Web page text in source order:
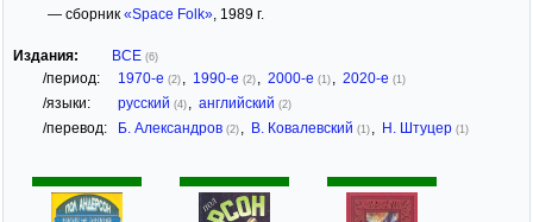
— сборник «Space Folk», 1989 г.
Издания: ВСЕ (6)
/период: 1970-е (2) 1990-е (2) 2000-е (1) 2020-е (1)
/языки: русский (4) английский (2)
/перевод: Б. Александров (2) В. Ковалевский (1) Н. Штуцер (1)